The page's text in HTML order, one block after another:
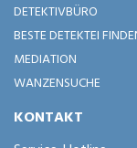
DETEKTIVBÜRO
BESTE DETEKTEI
MEDIATION
WANZENSUCHE
KONTAKT